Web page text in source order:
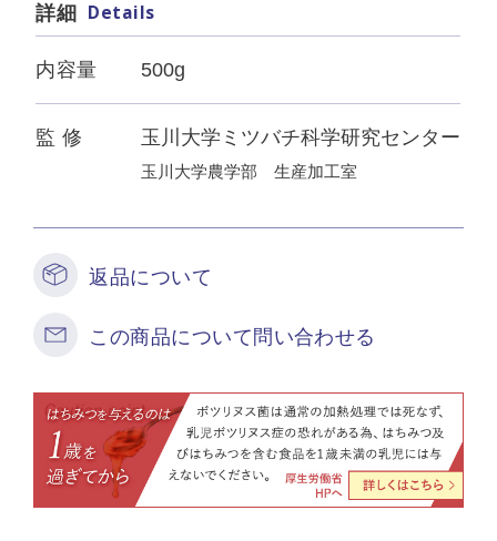
詳細 Details
内容量 500g
監 修 玉川大学ミツバチ科学研究センター
玉川大学農学部 生産加工室
返品について
この商品について問い合わせる